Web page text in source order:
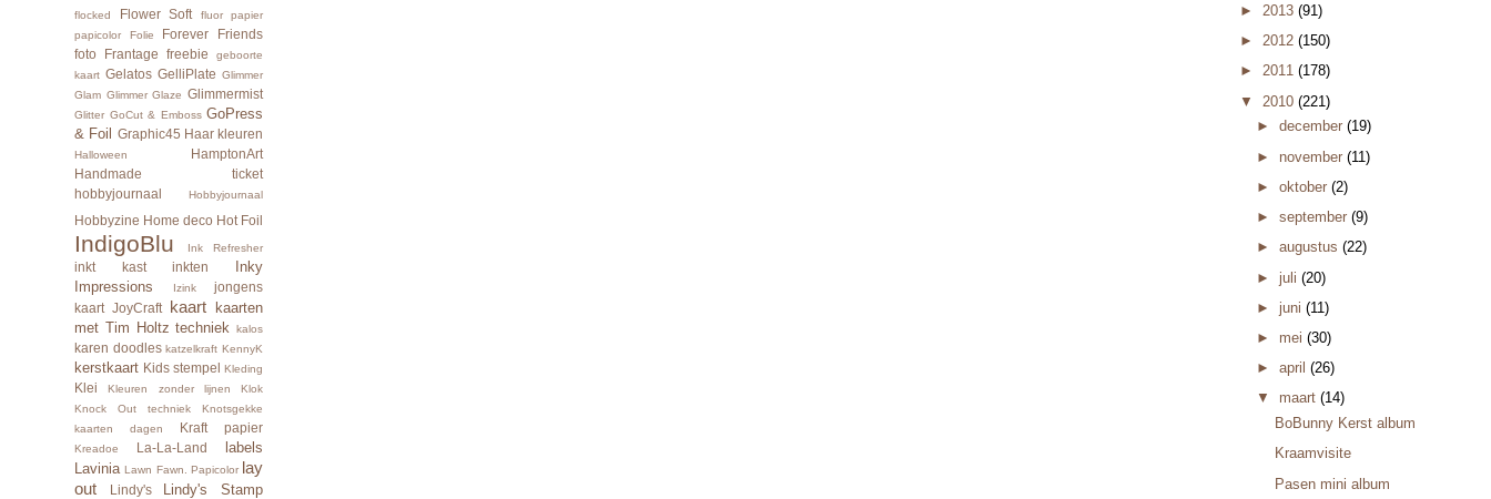
flocked Flower Soft
fluor papier
papicolor
Folie
Forever Friends
foto
Frantage freebie
geboorte
kaart Gelatos GelliPlate Glimmer
Glam Glimmer Glaze Glimmermist
Glitter GoCut & Emboss GoPress
& Foil
Graphic45 Haar kleuren
Halloween
HamptonArt
Handmade ticket
hobbyjournaal
Hobbyjournaal
Hobbyzine Home deco Hot Foil
IndigoBlu Ink Refresher
inkt kast inkten
Inky
Impressions
Izink
jongens
kaart JoyCraft kaart
kaarten
met Tim Holtz techniek kalos
karen doodles katzelkraft KennyK
kerstkaart Kids stempel Kleding
Klei Kleuren zonder lijnen
Klok
Knock Out techniek
Knotsgekke
kaarten dagen
Kraft papier
Kreadoe La-La-Land
labels
Lavinia Lawn Fawn. Papicolor lay
out
Lindy's
Lindy's Stamp
► 2013 (91)
► 2012 (150)
► 2011 (178)
▼ 2010 (221)
►december(19)
► november(11)
►oktober(2)
►september(9)
►augustus(22)
►juli(20)
►juni(11)
► mei(30)
►april(26)
▼ maart(14)
BoBunny Kerst album
Kraamvisite
Pasen mini album